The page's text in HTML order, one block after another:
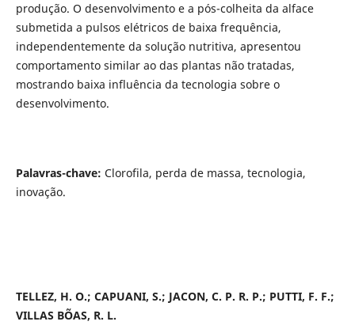
produção. O desenvolvimento e a pós-colheita da alface
submetida a pulsos elétricos de baixa frequência,
independentemente da solução nutritiva, apresentou
comportamento similar ao das plantas não tratadas,
mostrando baixa influência da tecnologia sobre o
desenvolvimento.
Palavras-chave: Clorofila, perda de massa, tecnologia,
inovação.
TELLEZ, H. O.; CAPUANI, S.; JACON, C. P. R. P.; PUTTI, F. F.;
VILLAS BÕAS, R. L.